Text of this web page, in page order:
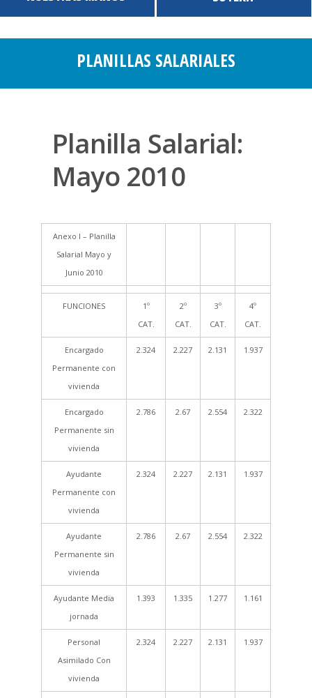
PLANILLAS SALARIALES
Planilla Salarial:
Mayo 2010
Anexo I – Planilla
Salarial Mayo y
Junio 2010
FUNCIONES
1º
CAT.
2º
CAT.
3º
CAT.
4º
CAT.
Encargado
Permanente con
vivienda
2.324 2.227 2.131 1.937
Encargado
Permanente sin
vivienda
2.786 2.67 2.554 2.322
Ayudante
Permanente con
vivienda
2.324 2.227 2.131 1.937
Ayudante
Permanente sin
vivienda
2.786 2.67 2.554 2.322
Ayudante Media
jornada
1.393 1.335 1.277 1.161
Personal
Asimilado Con
vivienda
2.324 2.227 2.131 1.937